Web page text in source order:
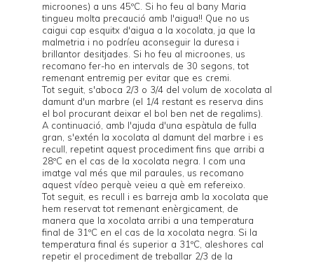
microones) a uns 45ºC. Si ho feu al bany Maria
tingueu molta precaució amb l'aigua!! Que no us
caigui cap esquitx d'aigua a la xocolata, ja que la
malmetria i no podríeu aconseguir la duresa i
brillantor desitjades. Si ho feu al microones, us
recomano fer-ho en intervals de 30 segons, tot
remenant entremig per evitar que es cremi.
Tot seguit, s'aboca 2/3 o 3/4 del volum de xocolata al
damunt d'un marbre (el 1/4 restant es reserva dins
el bol procurant deixar el bol ben net de regalims).
A continuació, amb l'ajuda d'una espàtula de fulla
gran, s'extén la xocolata al damunt del marbre i es
recull, repetint aquest procediment fins que arribi a
28ºC en el cas de la xocolata negra. I com una
imatge val més que mil paraules, us recomano
aquest vídeo perquè veieu a què em refereixo.
Tot seguit, es recull i es barreja amb la xocolata que
hem reservat tot remenant enèrgicament, de
manera que la xocolata arribi a una temperatura
final de 31ºC en el cas de la xocolata negra. Si la
temperatura final és superior a 31ºC, aleshores cal
repetir el procediment de treballar 2/3 de la